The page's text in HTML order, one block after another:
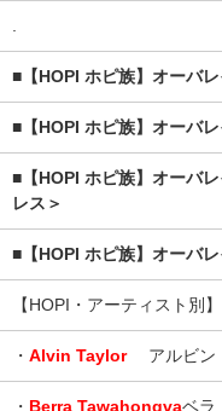
■【HOPI ホピ族】オーバ
■【HOPI ホピ族】オーバ
■【HOPI ホピ族】オーバ
レス＞
■【HOPI ホピ族】オーバ
【HOPI・アーティスト別】
・ Alvin Taylor アルビン
・ Berra Tawahongvaベラ